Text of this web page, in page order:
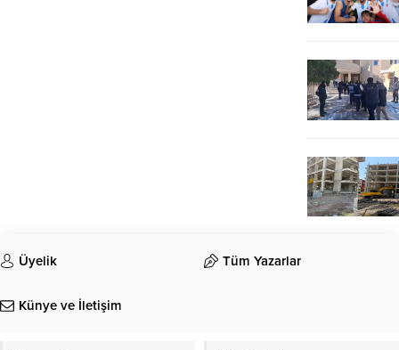
Üyelik Tüm Yazarlar
Künye ve İletişim